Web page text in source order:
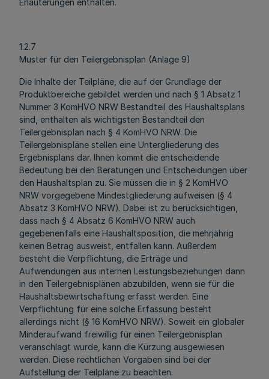
Erläuterungen enthalten.
1.2.7
Muster für den Teilergebnisplan (Anlage 9)
Die Inhalte der Teilpläne, die auf der Grundlage der
Produktbereiche gebildet werden und nach § 1 Absatz 1
Nummer 3 KomHVO NRW Bestandteil des Haushaltsplans
sind, enthalten als wichtigsten Bestandteil den
Teilergebnisplan nach § 4 KomHVO NRW. Die
Teilergebnispläne stellen eine Untergliederung des
Ergebnisplans dar. Ihnen kommt die entscheidende
Bedeutung bei den Beratungen und Entscheidungen über
den Haushaltsplan zu. Sie müssen die in § 2 KomHVO
NRW vorgegebene Mindestgliederung aufweisen (§ 4
Absatz 3 KomHVO NRW). Dabei ist zu berücksichtigen,
dass nach § 4 Absatz 6 KomHVO NRW auch
gegebenenfalls eine Haushaltsposition, die mehrjährig
keinen Betrag ausweist, entfallen kann. Außerdem
besteht die Verpflichtung, die Erträge und
Aufwendungen aus internen Leistungsbeziehungen dann
in den Teilergebnisplänen abzubilden, wenn sie für die
Haushaltsbewirtschaftung erfasst werden. Eine
Verpflichtung für eine solche Erfassung besteht
allerdings nicht (§ 16 KomHVO NRW). Soweit ein globaler
Minderaufwand freiwillig für einen Teilergebnisplan
veranschlagt wurde, kann die Kürzung ausgewiesen
werden. Diese rechtlichen Vorgaben sind bei der
Aufstellung der Teilpläne zu beachten.